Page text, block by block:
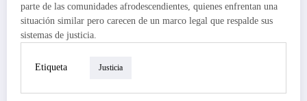
parte de las comunidades afrodescendientes, quienes enfrentan una
situación similar pero carecen de un marco legal que respalde sus
sistemas de justicia.
Etiqueta Justicia